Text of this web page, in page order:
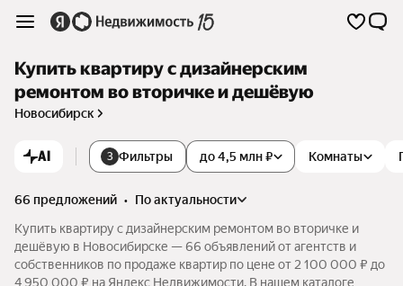
Купить квартиру с дизайнерским
ремонтом во вторичке и дешёвую
Новосибирск
AI 3 Фильтры Комнаты
до 4,5 млн ₽
66 предложений •
по актуальности
Купить квартиру с дизайнерским ремонтом во вторичке и
дешёвую в Новосибирске — 66 объявлений от агентств и
собственников по продаже квартир по цене от 2 100 000 ₽ до
4 950 000 ₽ на Яндекс Недвижимости. В нашем каталоге